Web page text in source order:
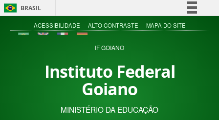
BRASIL
Simplifique!
Acesso à informação
ACESSIBILIDADE ALTO CONTRASTE MAPA DO SITE
IF GOIANO
Instituto Federal
Goiano
MINISTÉRIO DA EDUCAÇÃO